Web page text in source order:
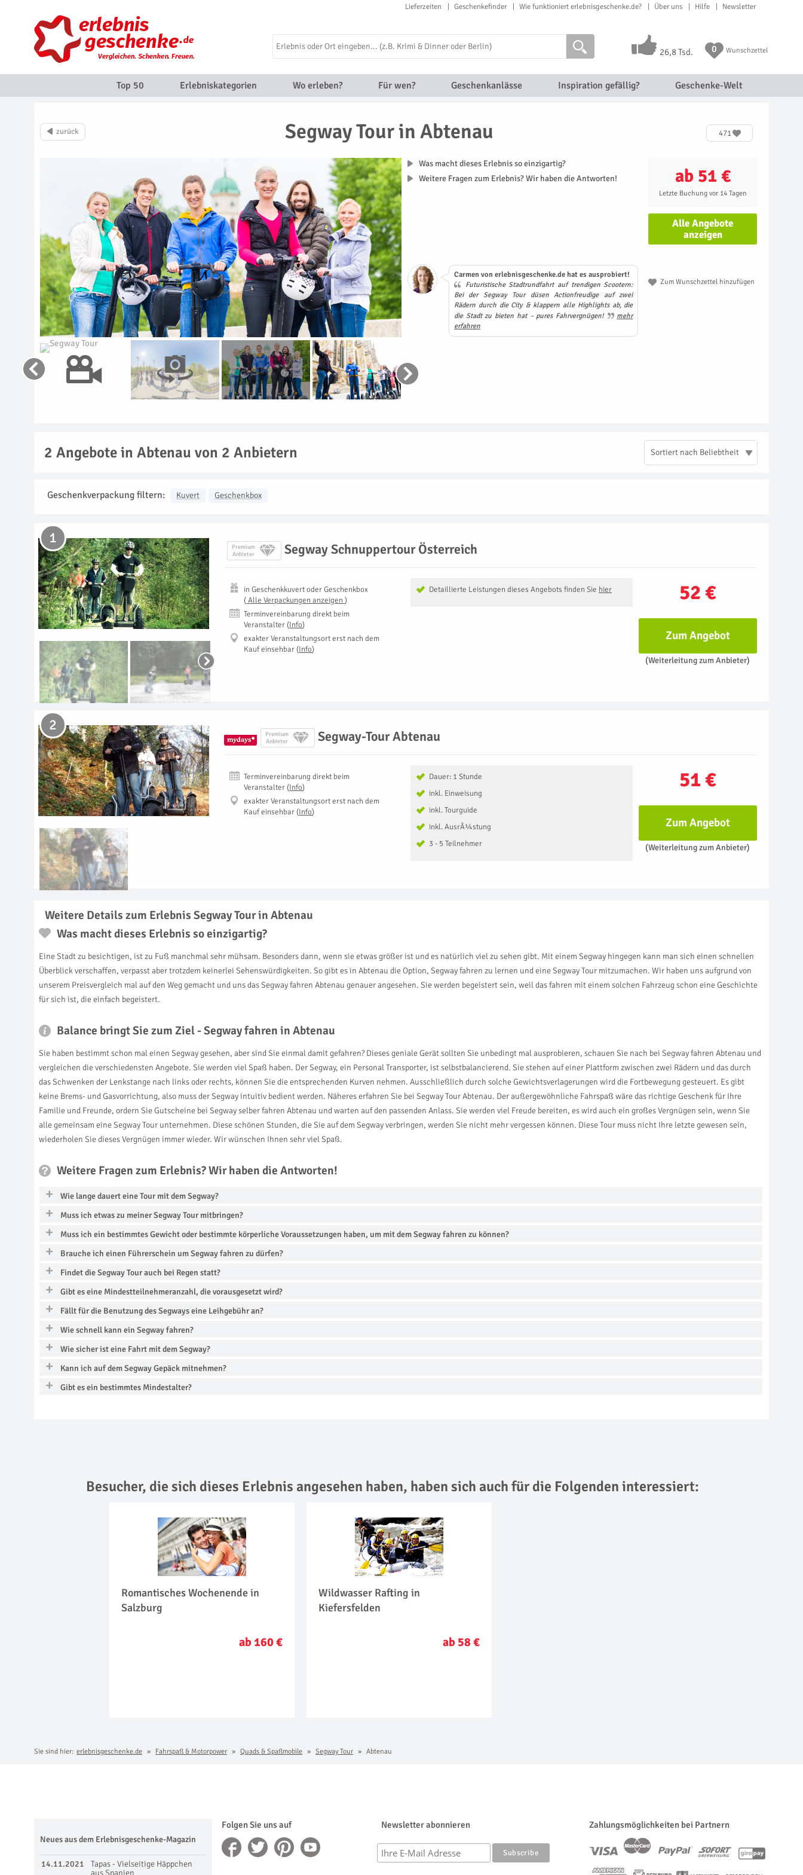
Lieferzeiten Geschenkefinder Wie funktioniert erlebnisgeschenke.de? Über uns Hilfe Newsletter
26,8 Tsd. 0 Wunschzettel
Top 50 Erlebniskategorien Wo erleben? Für wen? Geschenkanlässe Inspiration gefällig? Geschenke-Welt
Segway Tour in Abtenau 471
ab 51 €
Letzte Buchung vor 14 Tagen
Alle Angebote
anzeigen
Zum Wunschzettel hinzufügen
Was macht dieses Erlebnis so einzigartig?
Weitere Fragen zum Erlebnis? Wir haben die Antworten!
Carmen von erlebnisgeschenke.de hat es ausprobiert!
Futuristische Stadtrundfahrt auf trendigen Scootern:
Bei der Segway Tour düsen Actionfreudige auf zwei
Rädern durch die City & klappern alle Highlights ab, die
die Stadt zu bieten hat – pures Fahrvergnügen!
mehr
erfahren
2 Angebote in Abtenau von 2 Anbietern Sortiert nach Beliebtheit
Geschenkverpackung filtern: Kuvert Geschenkbox
Premium
Anbieter
Segway Schnuppertour Österreich
1
52 €
Detaillierte Leistungen dieses Angebots finden Sie hier
inGeschenkkuvert oder Geschenkbox
( Alle Verpackungen anzeigen )
Terminvereinbarung direkt beim
Veranstalter (Info)
exakter Veranstaltungsort erst nach dem
Kauf einsehbar (Info)
Zum Angebot
(Weiterleitung zum Anbieter)
Premium
Anbieter
Segway-Tour Abtenau
2
51 €
Dauer: 1 Stunde
inkl. Einweisung
inkl. Tourguide
inkl. AusrÃ¼stung
3 - 5 Teilnehmer
Terminvereinbarung direkt beim
Veranstalter (Info)
exakter Veranstaltungsort erst nach dem
Kauf einsehbar (Info)
Zum Angebot
(Weiterleitung zum Anbieter)
Weitere Details zum Erlebnis Segway Tour in Abtenau
Was macht dieses Erlebnis so einzigartig?
Eine Stadt zu besichtigen, ist zu Fuß manchmal sehr mühsam. Besonders dann, wenn sie etwas größer ist und es natürlich viel zu sehen gibt. Mit einem Segway hingegen kann man sich einen schnellen
Überblick verschaffen, verpasst aber trotzdem keinerlei Sehenswürdigkeiten. So gibt es in Abtenau die Option, Segway fahren zu lernen und eine Segway Tour mitzumachen. Wir haben uns aufgrund von
unserem Preisvergleich mal auf den Weg gemacht und uns das Segway fahren Abtenau genauer angesehen. Sie werden begeistert sein, weil das fahren mit einem solchen Fahrzeug schon eine Geschichte
für sich ist, die einfach begeistert.
Balance bringt Sie zum Ziel - Segway fahren in Abtenau
Sie haben bestimmt schon mal einen Segway gesehen, aber sind Sie einmal damit gefahren? Dieses geniale Gerät sollten Sie unbedingt mal ausprobieren, schauen Sie nach bei Segway fahren Abtenau und
vergleichen die verschiedensten Angebote. Sie werden viel Spaß haben. Der Segway, ein Personal Transporter, ist selbstbalancierend. Sie stehen auf einer Plattform zwischen zwei Rädern und das durch
das Schwenken der Lenkstange nach links oder rechts, können Sie die entsprechenden Kurven nehmen. Ausschließlich durch solche Gewichtsverlagerungen wird die Fortbewegung gesteuert. Es gibt
keine Brems- und Gasvorrichtung, also muss der Segway intuitiv bedient werden. Näheres erfahren Sie bei Segway Tour Abtenau. Der außergewöhnliche Fahrspaß wäre das richtige Geschenk für Ihre
Familie und Freunde, ordern Sie Gutscheine bei Segway selber fahren Abtenau und warten auf den passenden Anlass. Sie werden viel Freude bereiten, es wird auch ein großes Vergnügen sein, wenn Sie
alle gemeinsam eine Segway Tour unternehmen. Diese schönen Stunden, die Sie auf dem Segway verbringen, werden Sie nicht mehr vergessen können. Diese Tour muss nicht Ihre letzte gewesen sein,
wiederholen Sie dieses Vergnügen immer wieder. Wir wünschen Ihnen sehr viel Spaß.
Weitere Fragen zum Erlebnis? Wir haben die Antworten!
Wie lange dauert eine Tour mit dem Segway?
Muss ich etwas zu meiner Segway Tour mitbringen?
Muss ich ein bestimmtes Gewicht oder bestimmte körperliche Voraussetzungen haben, um mit dem Segway fahren zu können?
Brauche ich einen Führerschein um Segway fahren zu dürfen?
Findet die Segway Tour auch bei Regen statt?
Gibt es eine Mindestteilnehmeranzahl, die vorausgesetzt wird?
Fällt für die Benutzung des Segways eine Leihgebühr an?
Wie schnell kann ein Segway fahren?
Wie sicher ist eine Fahrt mit dem Segway?
Kann ich auf dem Segway Gepäck mitnehmen?
Gibt es ein bestimmtes Mindestalter?
Besucher, die sich dieses Erlebnis angesehen haben, haben sich auch für die Folgenden interessiert:
Romantisches Wochenende in
Salzburg
ab 160 €
Wildwasser Rafting in
Kiefersfelden
ab 58 €
Sie sind hier: erlebnisgeschenke.de Fahrspaß & Motorpower Quads & Spaßmobile Segway Tour Abtenau
Folgen Sie uns auf Newsletter abonnieren Zahlungsmöglichkeiten bei Partnern
Neues aus dem Erlebnisgeschenke-Magazin
14.11.2021
Tapas - Vielseitige Häppchen
aus Spanien